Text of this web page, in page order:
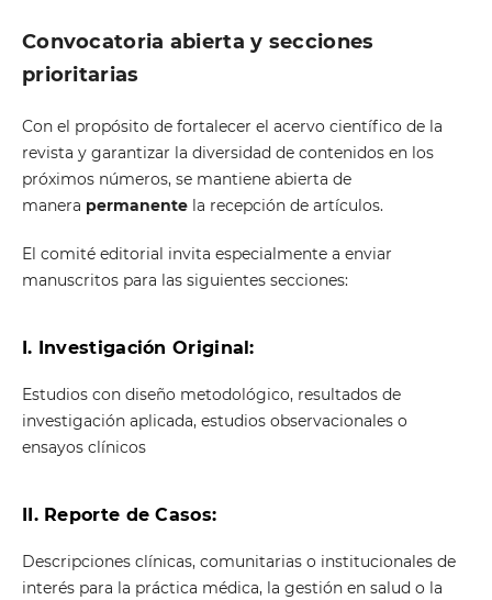
Convocatoria abierta y secciones
prioritarias
Con el propósito de fortalecer el acervo científico de la
revista y garantizar la diversidad de contenidos en los
próximos números, se mantiene abierta de
manera permanentela recepción de artículos.
El comité editorial invita especialmente a enviar
manuscritos para las siguientes secciones:
I. Investigación Original:
Estudios con diseño metodológico, resultados de
investigación aplicada, estudios observacionales o
ensayos clínicos
II. Reporte de Casos:
Descripciones clínicas, comunitarias o institucionales de
interés para la práctica médica, la gestión en salud o la